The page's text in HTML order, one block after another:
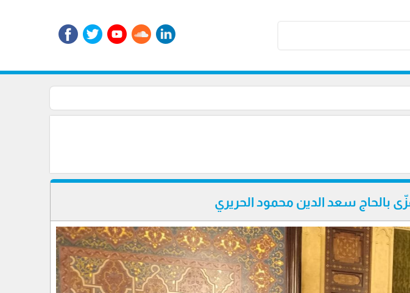
بالحاج سعد الدين محمود الحريري